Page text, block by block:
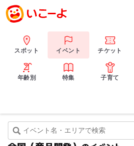
スポット イベント チケット
年齢別 特集 子育て